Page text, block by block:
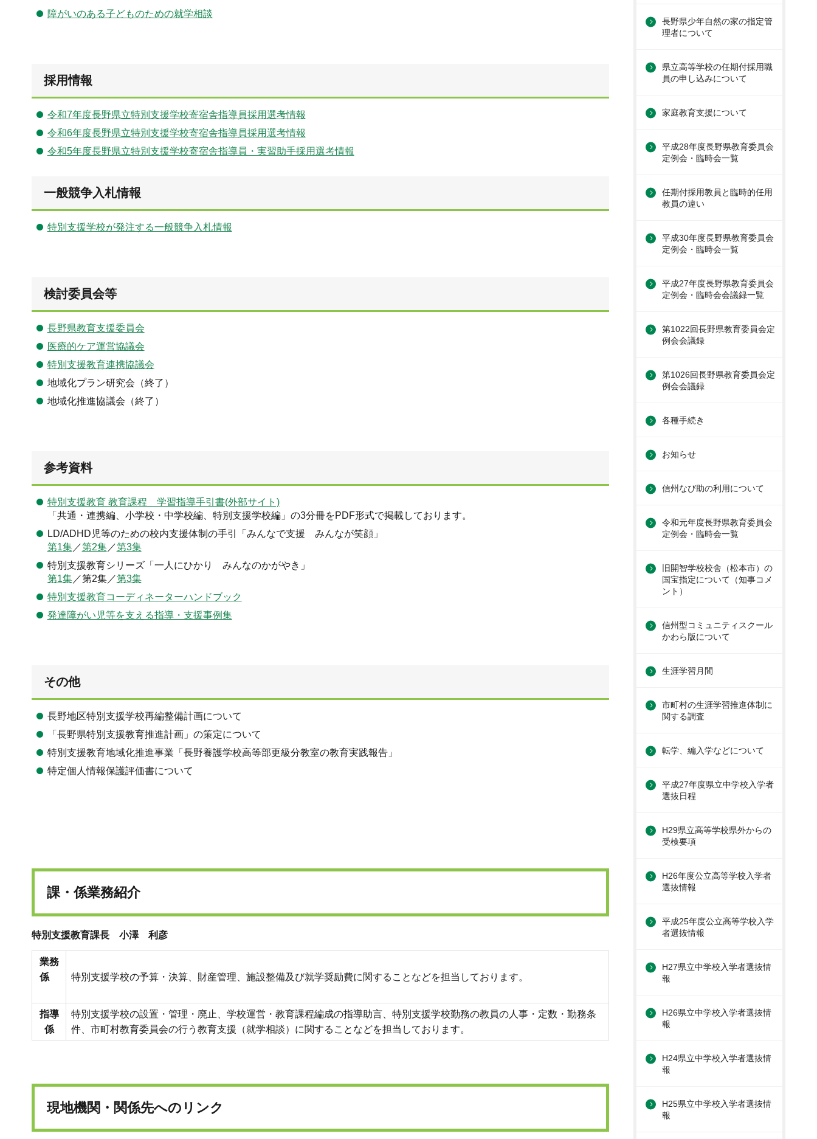
障がいのある子どものための就学相談
採用情報
令和7年度長野県立特別支援学校寄宿舎指導員採用選考情報
令和6年度長野県立特別支援学校寄宿舎指導員採用選考情報
令和5年度長野県立特別支援学校寄宿舎指導員・実習助手採用選考情報
一般競争入札情報
特別支援学校が発注する一般競争入札情報
検討委員会等
長野県教育支援委員会
医療的ケア運営協議会
特別支援教育連携協議会
地域化プラン研究会（終了）
地域化推進協議会（終了）
参考資料
特別支援教育 教育課程 学習指導手引書(外部サイト)
「共通・連携編、小学校・中学校編、特別支援学校編」の3分冊をPDF形式で掲載しております。
LD/ADHD児等のための校内支援体制の手引「みんなで支援 みんなが笑顔」
第1集／第2集／第3集
特別支援教育シリーズ「一人にひかり みんなのかがやき」
第1集／第2集／第3集
特別支援教育コーディネーターハンドブック
発達障がい児等を支える指導・支援事例集
その他
長野地区特別支援学校再編整備計画について
「長野県特別支援教育推進計画」の策定について
特別支援教育地域化推進事業「長野養護学校高等部更級分教室の教育実践報告」
特定個人情報保護評価書について
課・係業務紹介
特別支援教育課長 小澤 利彦
業務
係
特別支援学校の予算・決算、財産管理、施設整備及び就学奨励費に関することなどを担当しております。
指導
係
特別支援学校の設置・管理・廃止、学校運営・教育課程編成の指導助言、特別支援学校勤務の教員の人事・定数・勤務条
件、市町村教育委員会の行う教育支援（就学相談）に関することなどを担当しております。
現地機関・関係先へのリンク
長野県少年自然の家の指定管
理者について
県立高等学校の任期付採用職
員の申し込みについて
家庭教育支援について
平成28年度長野県教育委員会
定例会・臨時会一覧
任期付採用教員と臨時的任用
教員の違い
平成30年度長野県教育委員会
定例会・臨時会一覧
平成27年度長野県教育委員会
定例会・臨時会会議録一覧
第1022回長野県教育委員会定
例会会議録
第1026回長野県教育委員会定
例会会議録
各種手続き
お知らせ
信州なび助の利用について
令和元年度長野県教育委員会
定例会・臨時会一覧
旧開智学校校舎（松本市）の
国宝指定について（知事コメ
ント）
信州型コミュニティスクール
かわら版について
生涯学習月間
市町村の生涯学習推進体制に
関する調査
転学、編入学などについて
平成27年度県立中学校入学者
選抜日程
H29県立高等学校県外からの
受検要項
H26年度公立高等学校入学者
選抜情報
平成25年度公立高等学校入学
者選抜情報
H27県立中学校入学者選抜情
報
H26県立中学校入学者選抜情
報
H24県立中学校入学者選抜情
報
H25県立中学校入学者選抜情
報